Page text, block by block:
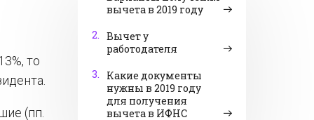
вычета в 2019 году
2. Вычет у
работодателя
3.
Какие документы
нужны в 2019 году
для получения
вычета в ИФНС
то
(пп.